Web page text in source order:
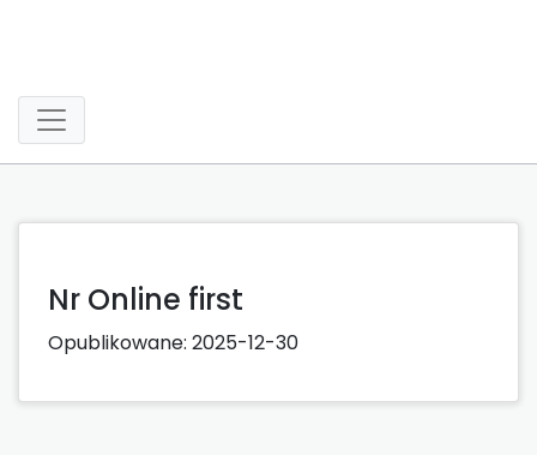
Nr Online first
Opublikowane: 2025-12-30